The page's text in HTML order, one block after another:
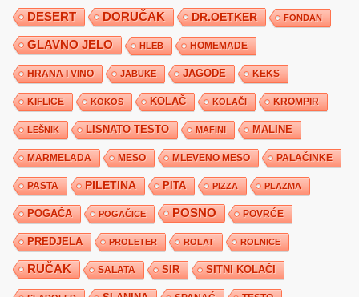
DESERT DORUČAK DR.OETKER FONDAN
GLAVNO JELO HLEB HOMEMADE
HRANA I VINO JABUKE JAGODE KEKS
KIFLICE KOKOS KOLAČ KOLAČI KROMPIR
LEŠNIK LISNATO TESTO MAFINI MALINE
MARMELADA MESO MLEVENO MESO PALAČINKE
PASTA PILETINA PITA PIZZA PLAZMA
POGAČA POGAČICE POSNO POVRĆE
PREDJELA PROLETER ROLAT ROLNICE
RUČAK SALATA SIR SITNI KOLAČI